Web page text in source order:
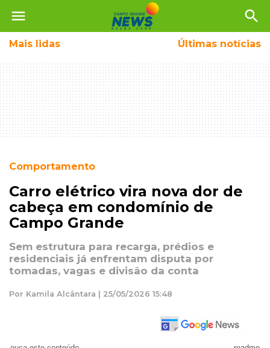
menu search
Mais lidas Últimas notícias
Comportamento
Carro elétrico vira nova dor de
cabeça em condomínio de
Campo Grande
Sem estrutura para recarga, prédios e
residenciais já enfrentam disputa por
tomadas, vagas e divisão da conta
Por Kamila Alcântara | 25/05/2026 15:48